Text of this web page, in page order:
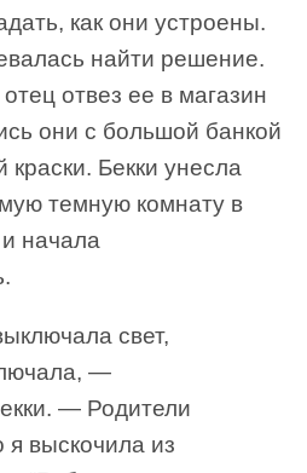
как они устроены.
найти решение.
отвез ее в магазин
они с большой банкой
Бекки унесла
темную комнату в
начала
свет,
—
— Родители
я выскочила из